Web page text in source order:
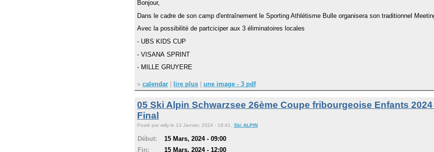
Bonjour,
Dans le cadre de son camp d'entraînement le Sporting Athlétisme Bulle organisera son traditionnel
Avec la possibilité de partciciper aux 3 éliminatoires locales
- UBS KIDS CUP
- VISANA SPRINT
- MILLE GRUYERE
» calendar | lire plus | une image - 3 pdf
05 Ski Alpin Schwarzsee 26ème Coupe fribourgeoise Enfants
Final
Posté par willy le 13 Janvier, 2024 - 18:41. Ski ALPIN
Début:
15 Mars, 2024 - 09:00
Fin:
15 Mars, 2024 - 12:00